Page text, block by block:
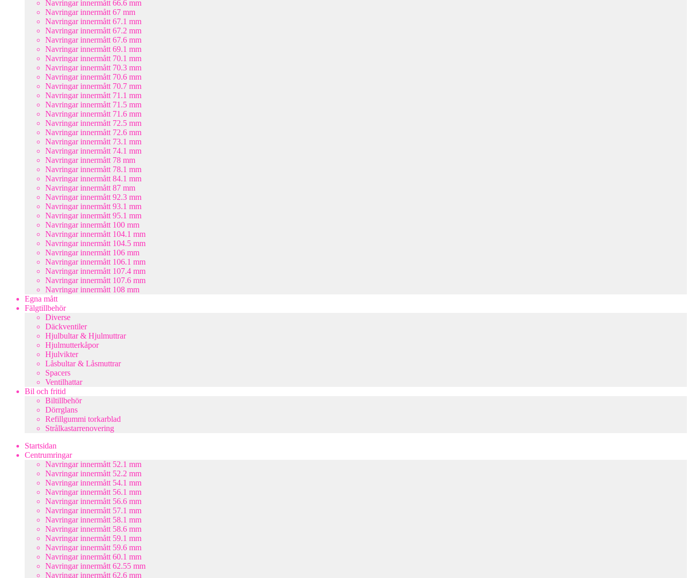
Navringar innermått 66.6 mm
Navringar innermått 67 mm
Navringar innermått 67.1 mm
Navringar innermått 67.2 mm
Navringar innermått 67.6 mm
Navringar innermått 69.1 mm
Navringar innermått 70.1 mm
Navringar innermått 70.3 mm
Navringar innermått 70.6 mm
Navringar innermått 70.7 mm
Navringar innermått 71.1 mm
Navringar innermått 71.5 mm
Navringar innermått 71.6 mm
Navringar innermått 72.5 mm
Navringar innermått 72.6 mm
Navringar innermått 73.1 mm
Navringar innermått 74.1 mm
Navringar innermått 78 mm
Navringar innermått 78.1 mm
Navringar innermått 84.1 mm
Navringar innermått 87 mm
Navringar innermått 92.3 mm
Navringar innermått 93.1 mm
Navringar innermått 95.1 mm
Navringar innermått 100 mm
Navringar innermått 104.1 mm
Navringar innermått 104.5 mm
Navringar innermått 106 mm
Navringar innermått 106.1 mm
Navringar innermått 107.4 mm
Navringar innermått 107.6 mm
Navringar innermått 108 mm
Egna mått
Fälgtillbehör
Diverse
Däckventiler
Hjulbultar & Hjulmuttrar
Hjulmutterkåpor
Hjulvikter
Låsbultar & Låsmuttrar
Spacers
Ventilhattar
Bil och fritid
Biltillbehör
Dörrglans
Refillgummi torkarblad
Strålkastarrenovering
Startsidan
Centrumringar
Navringar innermått 52.1 mm
Navringar innermått 52.2 mm
Navringar innermått 54.1 mm
Navringar innermått 56.1 mm
Navringar innermått 56.6 mm
Navringar innermått 57.1 mm
Navringar innermått 58.1 mm
Navringar innermått 58.6 mm
Navringar innermått 59.1 mm
Navringar innermått 59.6 mm
Navringar innermått 60.1 mm
Navringar innermått 62.55 mm
Navringar innermått 62.6 mm